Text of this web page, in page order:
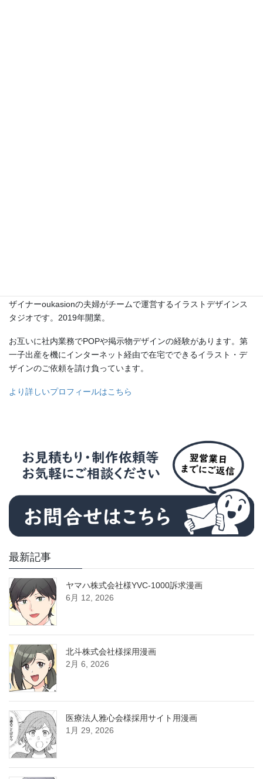
ザイナーoukasionの夫婦がチームで運営するイラストデザインス
タジオです。2019年開業。
お互いに社内業務でPOPや掲示物デザインの経験があります。第
一子出産を機にインターネット経由で在宅でできるイラスト・デ
ザインのご依頼を請け負っています。
より詳しいプロフィールはこちら
最新記事
ヤマハ株式会社様YVC-1000訴求漫画
6月 12, 2026
北斗株式会社様採用漫画
2月 6, 2026
医療法人雅心会様採用サイト用漫画
1月 29, 2026